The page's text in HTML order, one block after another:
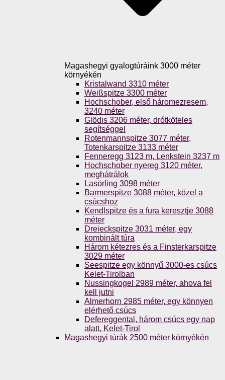
Magashegyi gyalogtúráink 3000 méter
környékén
Kristalwand 3310 méter
Weißspitze 3300 méter
Hochschober, első háromezresem,
3240 méter
Glödis 3206 méter, drótköteles
segítséggel
Rotenmannspitze 3077 méter,
Totenkarspitze 3133 méter
Fenneregg 3123 m, Lenkstein 3237 m
Hochschober nyereg 3120 méter,
meghátrálok
Lasörling 3098 méter
Barmerspitze 3088 méter, közel a
csúcshoz
Kendlspitze és a fura keresztje 3088
méter
Dreieckspitze 3031 méter, egy
kombinált túra
Három kétezres és a Finsterkarspitze
3029 méter
Seespitze egy könnyű 3000-es csúcs
Kelet-Tirolban
Nussingkogel 2989 méter, ahova fel
kell jutni
Almerhorn 2985 méter, egy könnyen
elérhető csúcs
Defereggental, három csúcs egy nap
alatt, Kelet-Tirol
Magashegyi túrák 2500 méter környékén